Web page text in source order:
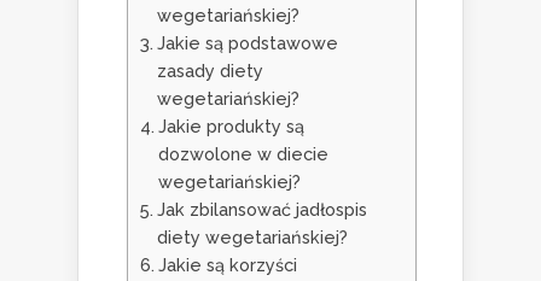
wegetariańskiej?
Jakie są podstawowe
zasady diety
wegetariańskiej?
Jakie produkty są
dozwolone w diecie
wegetariańskiej?
Jak zbilansować jadłospis
diety wegetariańskiej?
Jakie są korzyści